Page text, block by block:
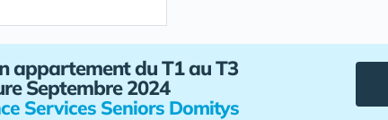
appartement du T1 au T3
Septembre 2024
Services Seniors Domitys